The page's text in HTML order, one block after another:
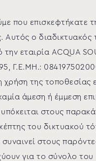
που επισκεφτήκατε
Αυτός ο διαδικτυακός
την εταιρία ACQUA
Γ.Ε.ΜΗ.:
της τοποθεσίας
άμεση ή έμμεση
στους
του δικτυακού
συναινεί στους
για το σύνολο του